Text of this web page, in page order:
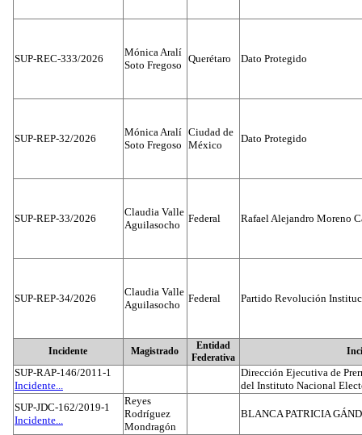
SUP-REC-333/2026
Mónica Aralí
Soto Fregoso
Querétaro Dato Protegido
SUP-REP-32/2026
Mónica Aralí
Soto Fregoso
Ciudad de
México
Dato Protegido
SUP-REP-33/2026
Claudia Valle
Aguilasocho
Federal Rafael Alejandro Moreno
SUP-REP-34/2026
Claudia Valle
Aguilasocho
Federal Partido Revolución
Incidente Magistrado
Entidad
Federativa
SUP-RAP-146/2011-1
Incidente...
Dirección Ejecutiva de
del Instituto Nacional
SUP-JDC-162/2019-1
Incidente...
Reyes
Rodríguez
Mondragón
BLANCA PATRICIA